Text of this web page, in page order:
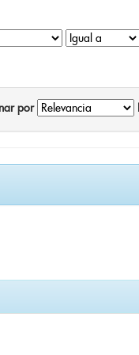
por